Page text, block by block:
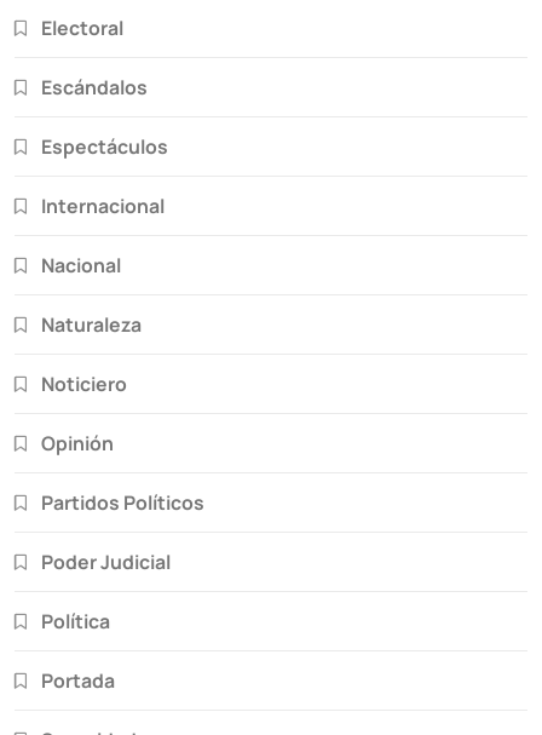
Electoral
Escándalos
Espectáculos
Internacional
Nacional
Naturaleza
Noticiero
Opinión
Partidos Políticos
Poder Judicial
Política
Portada